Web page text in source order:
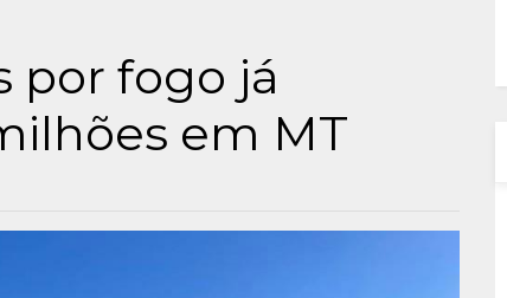
por fogo já
em MT